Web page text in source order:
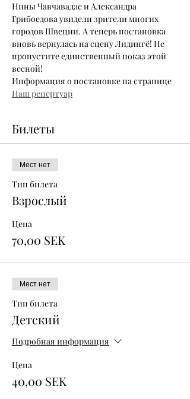
Нины Чавчавадзе и Александра
Грибоедова увидели зрители многих
городов Швеции. А теперь постановка
вновь вернулась на сцену Лидингё! Не
пропустите единственный показ этой
весной!
Информация о постановке на странице
Наш репертуар
Билеты
Мест нет
Тип билета
Взрослый
Цена
70,00 SEK
Мест нет
Тип билета
Детский
Подробная информация
Цена
40,00 SEK